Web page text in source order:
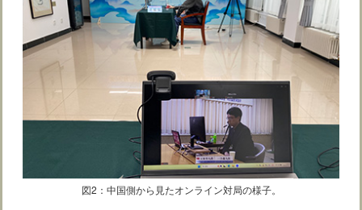
図2：中国側から見たオンライン対局の様子。